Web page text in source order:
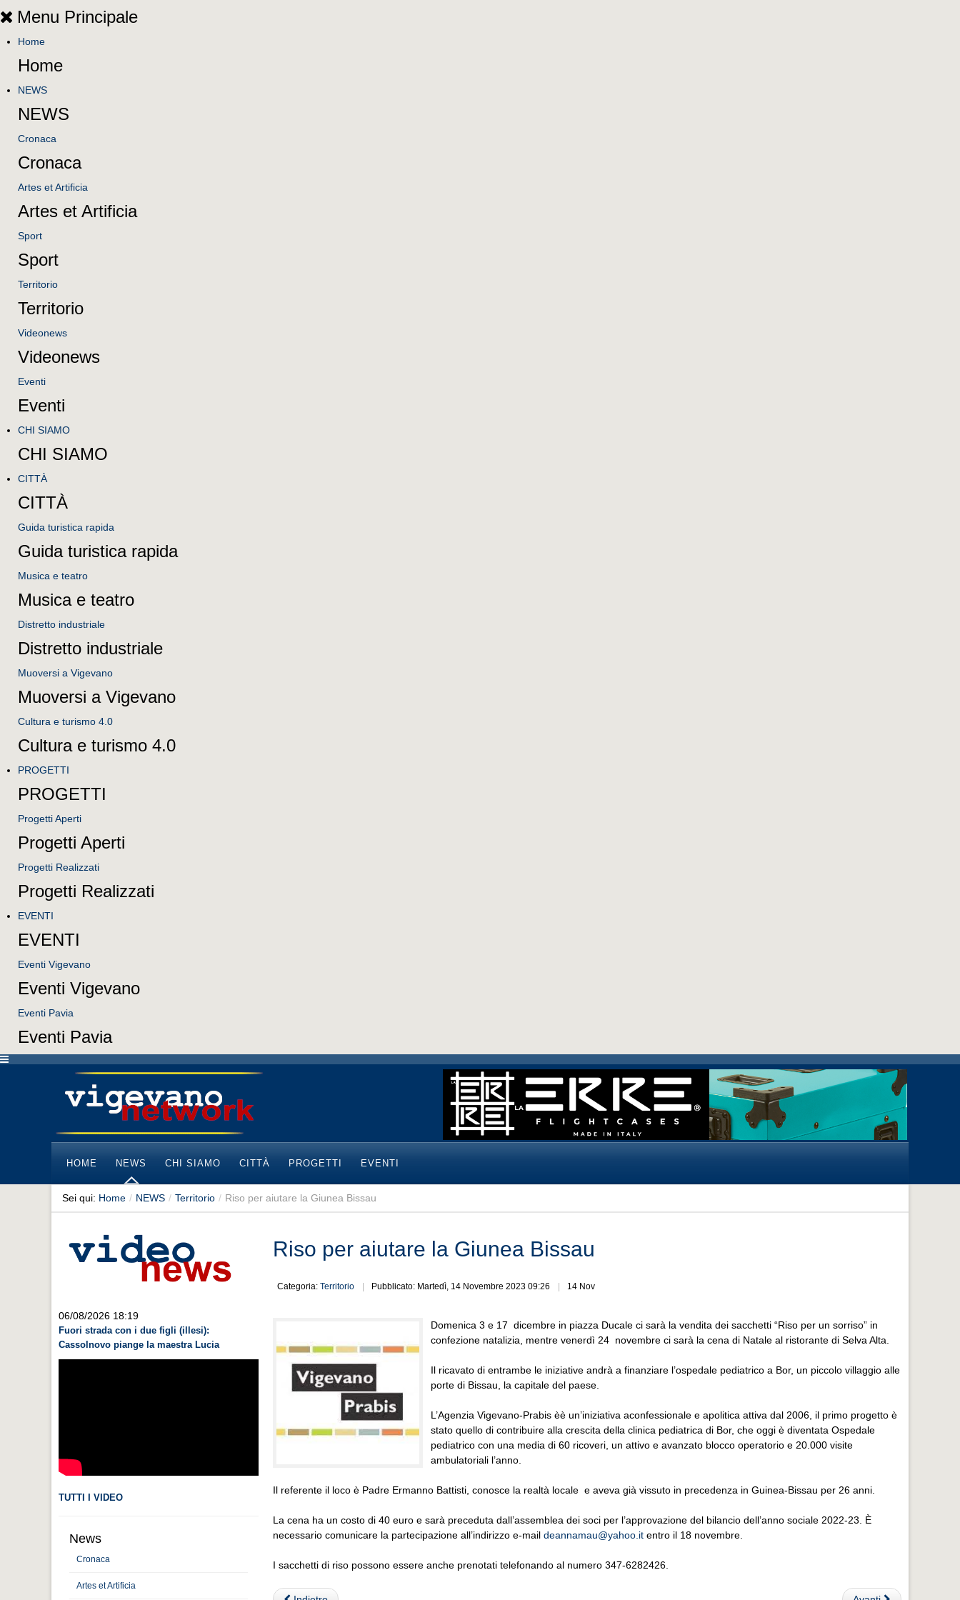
Menu Principale
Home
Home
NEWS
NEWS
Cronaca
Cronaca
Artes et Artificia
Artes et Artificia
Sport
Sport
Territorio
Territorio
Videonews
Videonews
Eventi
Eventi
CHI SIAMO
CHI SIAMO
CITTÀ
CITTÀ
Guida turistica rapida
Guida turistica rapida
Musica e teatro
Musica e teatro
Distretto industriale
Distretto industriale
Muoversi a Vigevano
Muoversi a Vigevano
Cultura e turismo 4.0
Cultura e turismo 4.0
PROGETTI
PROGETTI
Progetti Aperti
Progetti Aperti
Progetti Realizzati
Progetti Realizzati
EVENTI
EVENTI
Eventi Vigevano
Eventi Vigevano
Eventi Pavia
Eventi Pavia
HOME NEWS CHI SIAMO CITTÀ PROGETTI EVENTI
Sei qui: Home / NEWS / Territorio / Riso per aiutare la Giunea Bissau
06/08/2026 18:19
Fuori strada con i due figli (illesi):
Cassolnovo piange la maestra Lucia
TUTTI I VIDEO
News
Cronaca
Artes et Artificia
Riso per aiutare la Giunea Bissau
Categoria: Territorio Pubblicato: Martedì, 14 Novembre 2023 09:26 14 Nov
Domenica 3 e 17 dicembre in piazza Ducale ci sarà la vendita dei sacchetti “Riso per un sorriso” in
confezione natalizia, mentre venerdì 24 novembre ci sarà la cena di Natale al ristorante di Selva Alta.
Il ricavato di entrambe le iniziative andrà a finanziare l’ospedale pediatrico a Bor, un piccolo villaggio alle
porte di Bissau, la capitale del paese.
L’Agenzia Vigevano-Prabis èè un’iniziativa aconfessionale e apolitica attiva dal 2006, il primo progetto è
stato quello di contribuire alla crescita della clinica pediatrica di Bor, che oggi è diventata Ospedale
pediatrico con una media di 60 ricoveri, un attivo e avanzato blocco operatorio e 20.000 visite
ambulatoriali l’anno.
Il referente il loco è Padre Ermanno Battisti, conosce la realtà locale e aveva già vissuto in precedenza in Guinea-Bissau per 26 anni.
La cena ha un costo di 40 euro e sarà preceduta dall’assemblea dei soci per l’approvazione del bilancio dell’anno sociale 2022-23. È
necessario comunicare la partecipazione all’indirizzo e-mail deannamau@yahoo.it entro il 18 novembre.
I sacchetti di riso possono essere anche prenotati telefonando al numero 347-6282426.